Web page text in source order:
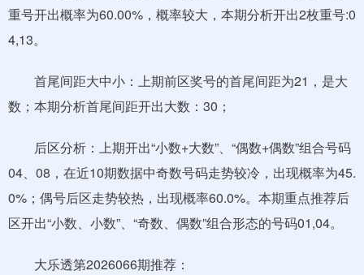
重号开出概率为60.00%，概率较大，本期分析开出2枚重号:0
4,13。
首尾间距大中小：上期前区奖号的首尾间距为21，是大
数；本期分析首尾间距开出大数：30；
后区分析：上期开出“小数+大数”、“偶数+偶数”组合号码
04、08，在近10期数据中奇数号码走势较冷，出现概率为45.
0%；偶号后区走势较热，出现概率60.0%。本期重点推荐后
区开出“小数、小数”、“奇数、偶数”组合形态的号码01,04。
大乐透第2026066期推荐：